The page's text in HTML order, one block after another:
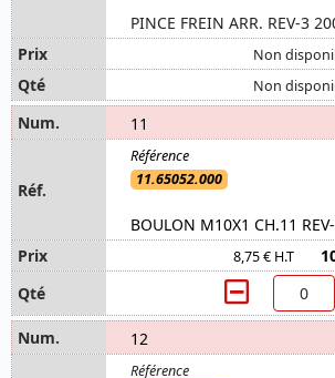
PINCE FREIN ARR. REV-3
Non
Non
11
11.65052.000
BOULON M10X1 CH.11
8,75 € H.T
12